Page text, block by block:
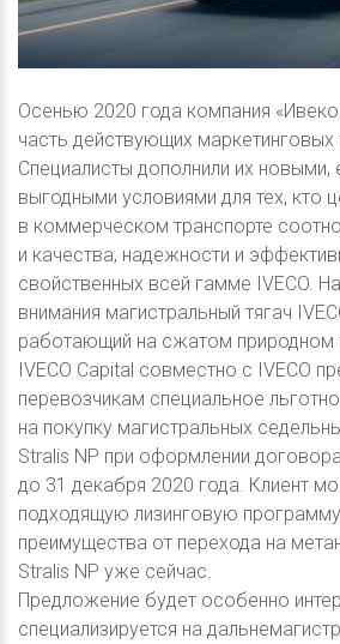
Осенью 2020 года компания «Ивеко
часть действующих
Специалисты дополнили их
выгодными условиями для тех, кто
в коммерческом транспорте
и качества, надежности и
свойственных всей гамме IVECO.
внимания магистральный тягач
работающий на сжатом природном
IVECO Capital совместно с IVECO
перевозчикам специальное
на покупку магистральных
Stralis NP при оформлении
до 31 декабря 2020 года. Клиент
подходящую лизинговую программу
преимущества от перехода на
Stralis NP уже сейчас.
Предложение будет особенно
специализируется на